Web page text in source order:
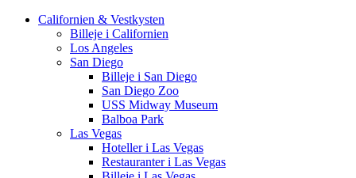
Californien & Vestkysten
Billeje i Californien
Los Angeles
San Diego
Billeje i San Diego
San Diego Zoo
USS Midway Museum
Balboa Park
Las Vegas
Hoteller i Las Vegas
Restauranter i Las Vegas